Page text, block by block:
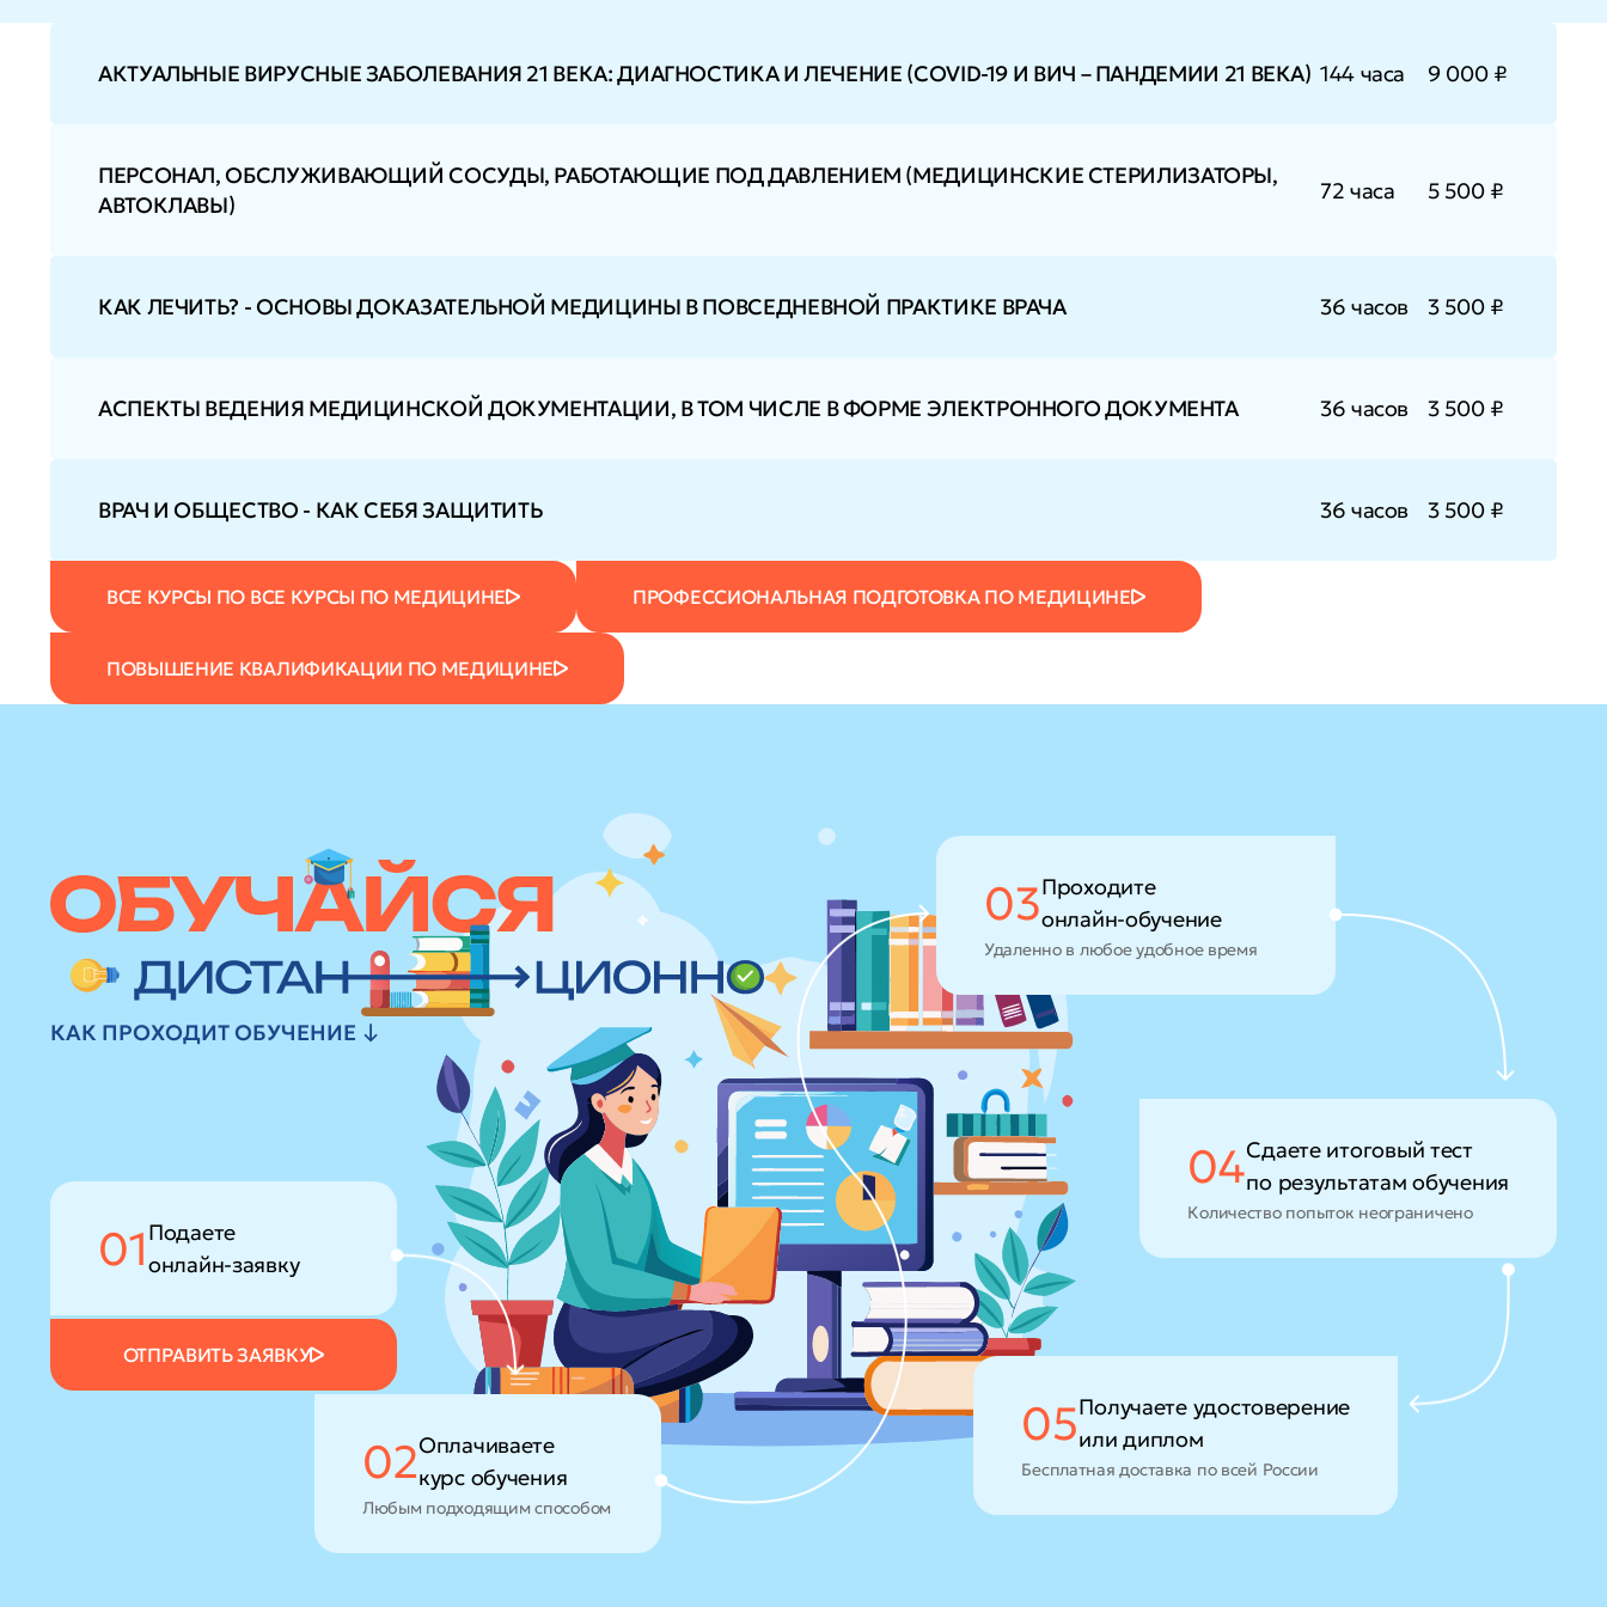
АКТУАЛЬНЫЕ ВИРУСНЫЕ ЗАБОЛЕВАНИЯ 21 ВЕКА: ДИАГНОСТИКА И ЛЕЧЕНИЕ (COVID-19 И ВИЧ – ПАНДЕМИИ 21 ВЕКА) 144 часа 9 000 ₽
ПЕРСОНАЛ, ОБСЛУЖИВАЮЩИЙ СОСУДЫ, РАБОТАЮЩИЕ ПОД ДАВЛЕНИЕМ (МЕДИЦИНСКИЕ СТЕРИЛИЗАТОРЫ,
АВТОКЛАВЫ)
72 часа 5 500 ₽
КАК ЛЕЧИТЬ? - ОСНОВЫ ДОКАЗАТЕЛЬНОЙ МЕДИЦИНЫ В ПОВСЕДНЕВНОЙ ПРАКТИКЕ ВРАЧА 36 часов 3 500 ₽
АСПЕКТЫ ВЕДЕНИЯ МЕДИЦИНСКОЙ ДОКУМЕНТАЦИИ, В ТОМ ЧИСЛЕ В ФОРМЕ ЭЛЕКТРОННОГО ДОКУМЕНТА 36 часов 3 500 ₽
ВРАЧ И ОБЩЕСТВО - КАК СЕБЯ ЗАЩИТИТЬ 36 часов 3 500 ₽
ВСЕ КУРСЫ ПО ВСЕ КУРСЫ ПО МЕДИЦИНЕ ПРОФЕССИОНАЛЬНАЯ ПОДГОТОВКА ПО МЕДИЦИНЕ
ПОВЫШЕНИЕ КВАЛИФИКАЦИИ ПО МЕДИЦИНЕ
КАК ПРОХОДИТ ОБУЧЕНИЕ ↓
01 Подаете
онлайн-заявку
ОТПРАВИТЬ ЗАЯВКУ
02Оплачиваете
курс обучения
Любым подходящим способом
03Проходите
онлайн-обучение
Удаленно в любое удобное время
04Сдаете итоговый тест
по результатам обучения
Количество попыток неограничено
05Получаете удостоверение
или диплом
Бесплатная доставка по всей России